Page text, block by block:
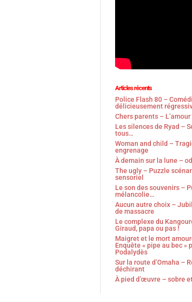
Articles récents
Police Flash 80 –
délicieusement
Chers parents –
Les silences de Ryad –
tous…
Woman and child –
engrenage
À demain sur la lune –
The ugly – Puzzle
sensoriel
Le son des souvenirs –
mélancolie…
Aucun autre choix –
de massacre
Le complexe du
Giraud, papa ou pas !
Maigret et le mort
Enquête « pipe au bec »
Podalydès
Sur la route d’Omaha –
déchirant
À pied d’œuvre – sobre